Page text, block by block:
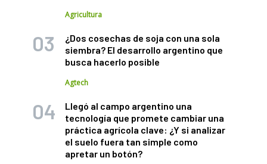
Agricultura
¿Dos cosechas de soja con una sola
siembra? El desarrollo argentino que
busca hacerlo posible
Agtech
Llegó al campo argentino una
tecnología que promete cambiar una
práctica agrícola clave: ¿Y si analizar
el suelo fuera tan simple como
apretar un botón?